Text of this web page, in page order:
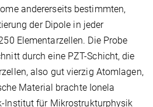
andererseits bestimmten,
der Dipole in jeder
Elementarzellen. Die Probe
durch eine PZT-Schicht, die
also gut vierzig Atomlagen,
Material brachte Ionela
Institut für Mikrostrukturphysik